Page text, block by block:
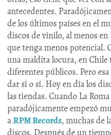
antecedentes.
de los últimos países en el
discos de vinilo, al menos
que tenga menos potencial.
una maldita locura, en
diferentes públicos. Pero esa
dar sí o sí. Hoy en día los
las tiendas. Cuando La
paradójicamente empezó
aRPM Records, muchas de
discos. Después de un